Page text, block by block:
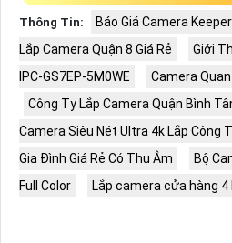
Thông Tin: Báo Giá Camera
Lắp Camera Quận 8 Giá Rẻ
Giới
IPC-GS7EP-5M0WE
Camera
Công Ty Lắp Camera Quận Bình
Camera Siêu Nét Ultra 4k Lắp Công
Gia Đình Giá Rẻ Có Thu Âm
Bộ
Full Color
Lắp camera cửa hàng 4